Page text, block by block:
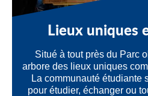
Lieux uniques
Situé à tout près du Parc
arbore des lieux uniques
La communauté étudiante
pour étudier, échanger ou